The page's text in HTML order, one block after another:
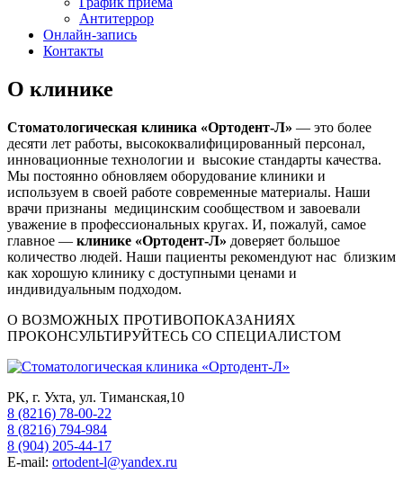
Антитеррор
Онлайн-запись
Контакты
О клинике
Стоматологическая клиника «Ортодент-Л» — это более
десяти лет работы, высококвалифицированный персонал,
инновационные технологии и высокие стандарты качества.
Мы постоянно обновляем оборудование клиники и
используем в своей работе современные материалы. Наши
врачи признаны медицинским сообществом и завоевали
уважение в профессиональных кругах. И, пожалуй, самое
главное — клинике «Ортодент-Л» доверяет большое
количество людей. Наши пациенты рекомендуют нас близким
как хорошую клинику с доступными ценами и
индивидуальным подходом.
О ВОЗМОЖНЫХ ПРОТИВОПОКАЗАНИЯХ
ПРОКОНСУЛЬТИРУЙТЕСЬ СО СПЕЦИАЛИСТОМ
РК, г. Ухта, ул. Тиманская,10
8 (8216) 78-00-22
8 (8216) 794-984
8 (904) 205-44-17
E-mail: ortodent-l@yandex.ru